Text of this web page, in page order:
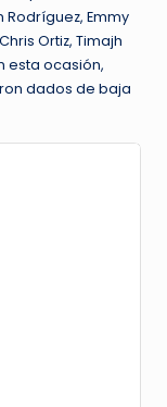
Emmy
Ortiz, Timajh
esta ocasión,
dados de baja